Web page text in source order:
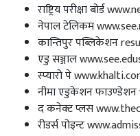
राष्ट्रिय परीक्षा बोर्ड
नेपाल टेलिकम
कान्तिपुर पब्लिकेशन
एडु सञ्जाल
स्प्यारो पे
नीमा एडुकेशन फाउण्डेशन
द कनेक्ट प्लस
रीडर्स पोइन्ट